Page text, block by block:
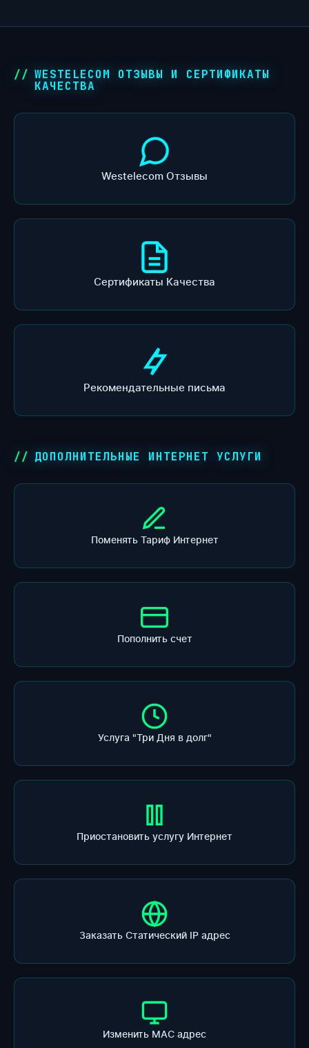
WESTELECOM ОТЗЫВЫ И СЕРТИФИКАТЫ
КАЧЕСТВА
Westelecom Отзывы
Сертификаты Качества
Рекомендательные письма
ДОПОЛНИТЕЛЬНЫЕ ИНТЕРНЕТ УСЛУГИ
Поменять Тариф Интернет
Пополнить счет
Услуга "Три Дня в долг"
Приостановить услугу Интернет
Заказать Статический IP адрес
Изменить МАС адрес